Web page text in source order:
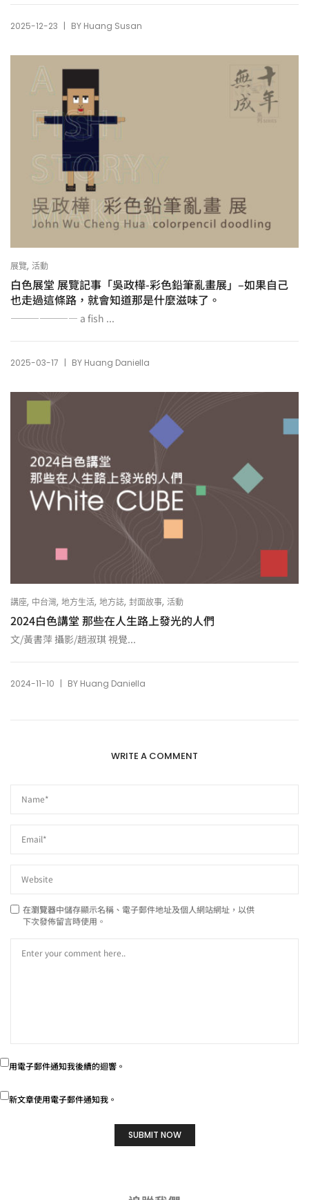
2025-12-23 | BY Huang Susan
展覽, 活動
白色展堂 展覽記事「吳政樺-彩色鉛筆亂畫展」–如果自己
也走過這條路，就會知道那是什麼滋味了。
——————— a fish ...
2025-03-17 | BY Huang Daniella
講座, 中台灣, 地方生活, 地方誌, 封面故事, 活動
2024白色講堂 那些在人生路上發光的人們
文/黃書萍 攝影/趙淑琪 視覺...
2024-11-10 | BY Huang Daniella
WRITE A COMMENT
在瀏覽器中儲存顯示名稱、電子郵件地址及個人網站網址，以供
下次發佈留言時使用。
用電子郵件通知我後續的迴響。
新文章使用電子郵件通知我。